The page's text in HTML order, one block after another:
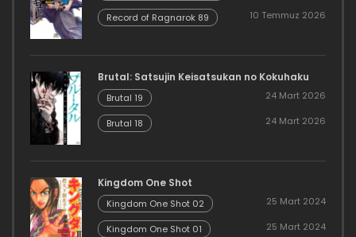
Record of Ragnarok 89 10 Temmuz 2026
Brutal: Satsujin Keisatsukan no Kokuhaku
Brutal 19 24 Mart 2026
Brutal 18 24 Mart 2026
Kingdom One Shot
Kingdom One Shot 02 25 Mart 2024
Kingdom One Shot 01 25 Mart 2024